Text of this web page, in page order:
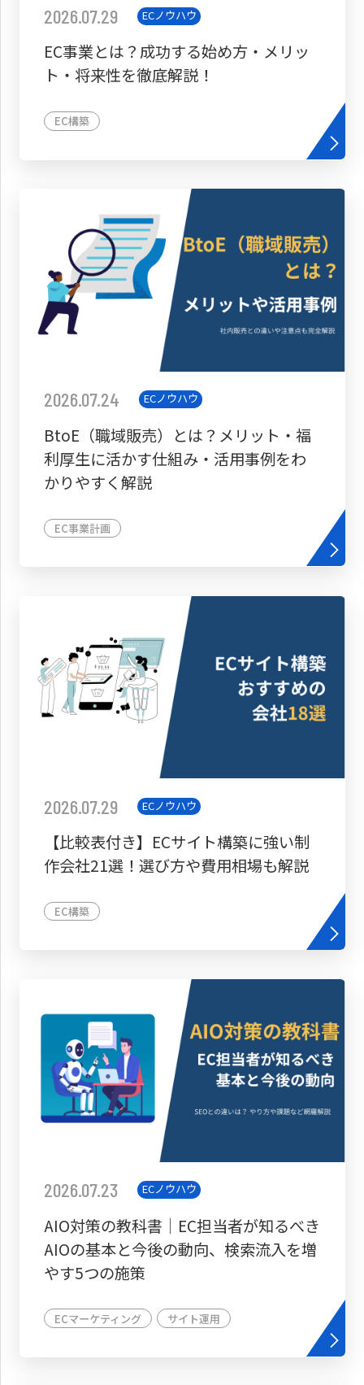
2026.07.29 ECノウハウ
EC事業とは？成功する始め方・メリッ
ト・将来性を徹底解説！
EC構築
2026.07.24 ECノウハウ
BtoE（職域販売）とは？メリット・福
利厚生に活かす仕組み・活用事例をわ
かりやすく解説
EC事業計画
2026.07.29 ECノウハウ
【比較表付き】ECサイト構築に強い制
作会社21選！選び方や費用相場も解説
EC構築
2026.07.23 ECノウハウ
AIO対策の教科書│EC担当者が知るべき
AIOの基本と今後の動向、検索流入を増
やす5つの施策
ECマーケティング サイト運用